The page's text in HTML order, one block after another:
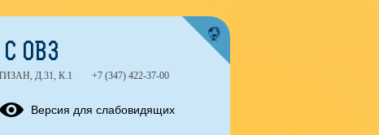
ОВЗ
Д.31, К.1 +7 (347) 422-37-00
Версия для слабовидящих